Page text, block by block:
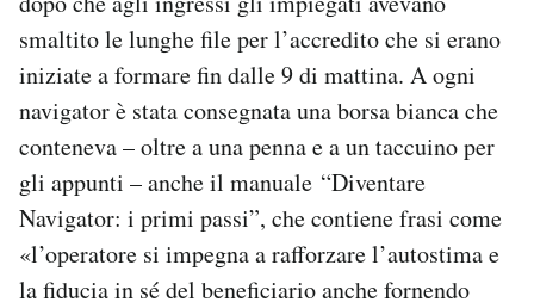
smaltito le lunghe file per l’accredito che si erano
iniziate a formare fin dalle 9 di mattina. A ogni
navigator è stata consegnata una borsa bianca che
conteneva – oltre a una penna e a un taccuino per
gli appunti – anche il manuale “Diventare
Navigator: i primi passi”, che contiene frasi come
«l’operatore si impegna a rafforzare l’autostima e
la fiducia in sé del beneficiario anche fornendo